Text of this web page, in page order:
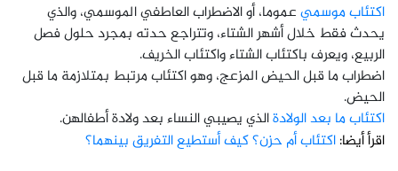
اكتئاب موسميعموما، أو الاضطراب العاطفي الموسمي، والذي
يحدث فقط خلال أشهر الشتاء، وتتراجع حدته بمجرد حلول فصل
الربيع، ويعرف باكتئاب الشتاء واكتئاب الخريف.
اضطراب ما قبل الحيض المزعج، وهو اكتئاب مرتبط بمتلازمة ما قبل
الحيض.
اكتئاب ما بعد الولادةالذي يصيبي النساء بعد ولادة أطفالهن.
اقرأ أيضا:اكتئاب أم حزن؟ كيف أستطيع التفريق بينهما؟